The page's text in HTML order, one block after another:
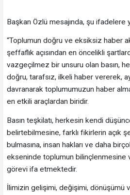
Başkan Özlü mesajında, şu ifadelere
“Toplumun doğru ve eksiksiz haber
şeffaflık açısından en öncelikli
vazgeçilmez bir unsuru olan basın,
doğru, tarafsız, ilkeli haber vererek,
davranarak toplumumuzun haber
en etkili araçlardan biridir.
Basın teşkilatı, herkesin kendi
belirtebilmesine, farklı fikirlerin açık
bulmasına, insan hakları ve daha
ekseninde toplumun bilinçlenmesine
görevi ifa etmektedir.
İlimizin gelişimi, değişimi,